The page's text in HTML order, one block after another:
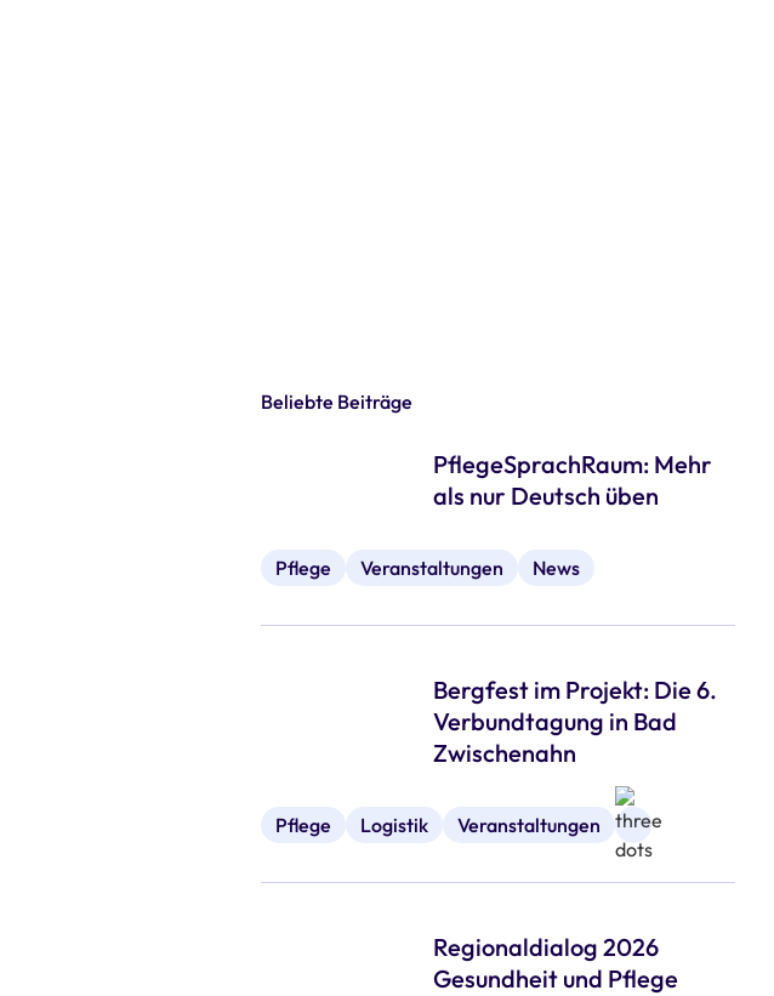
Beliebte Beiträge
PflegeSprachRaum: Mehr
als nur Deutsch üben
Pflege Veranstaltungen News
Bergfest im Projekt: Die 6.
Verbundtagung in Bad
Zwischenahn
Pflege Logistik Veranstaltungen
Regionaldialog 2026
Gesundheit und Pflege